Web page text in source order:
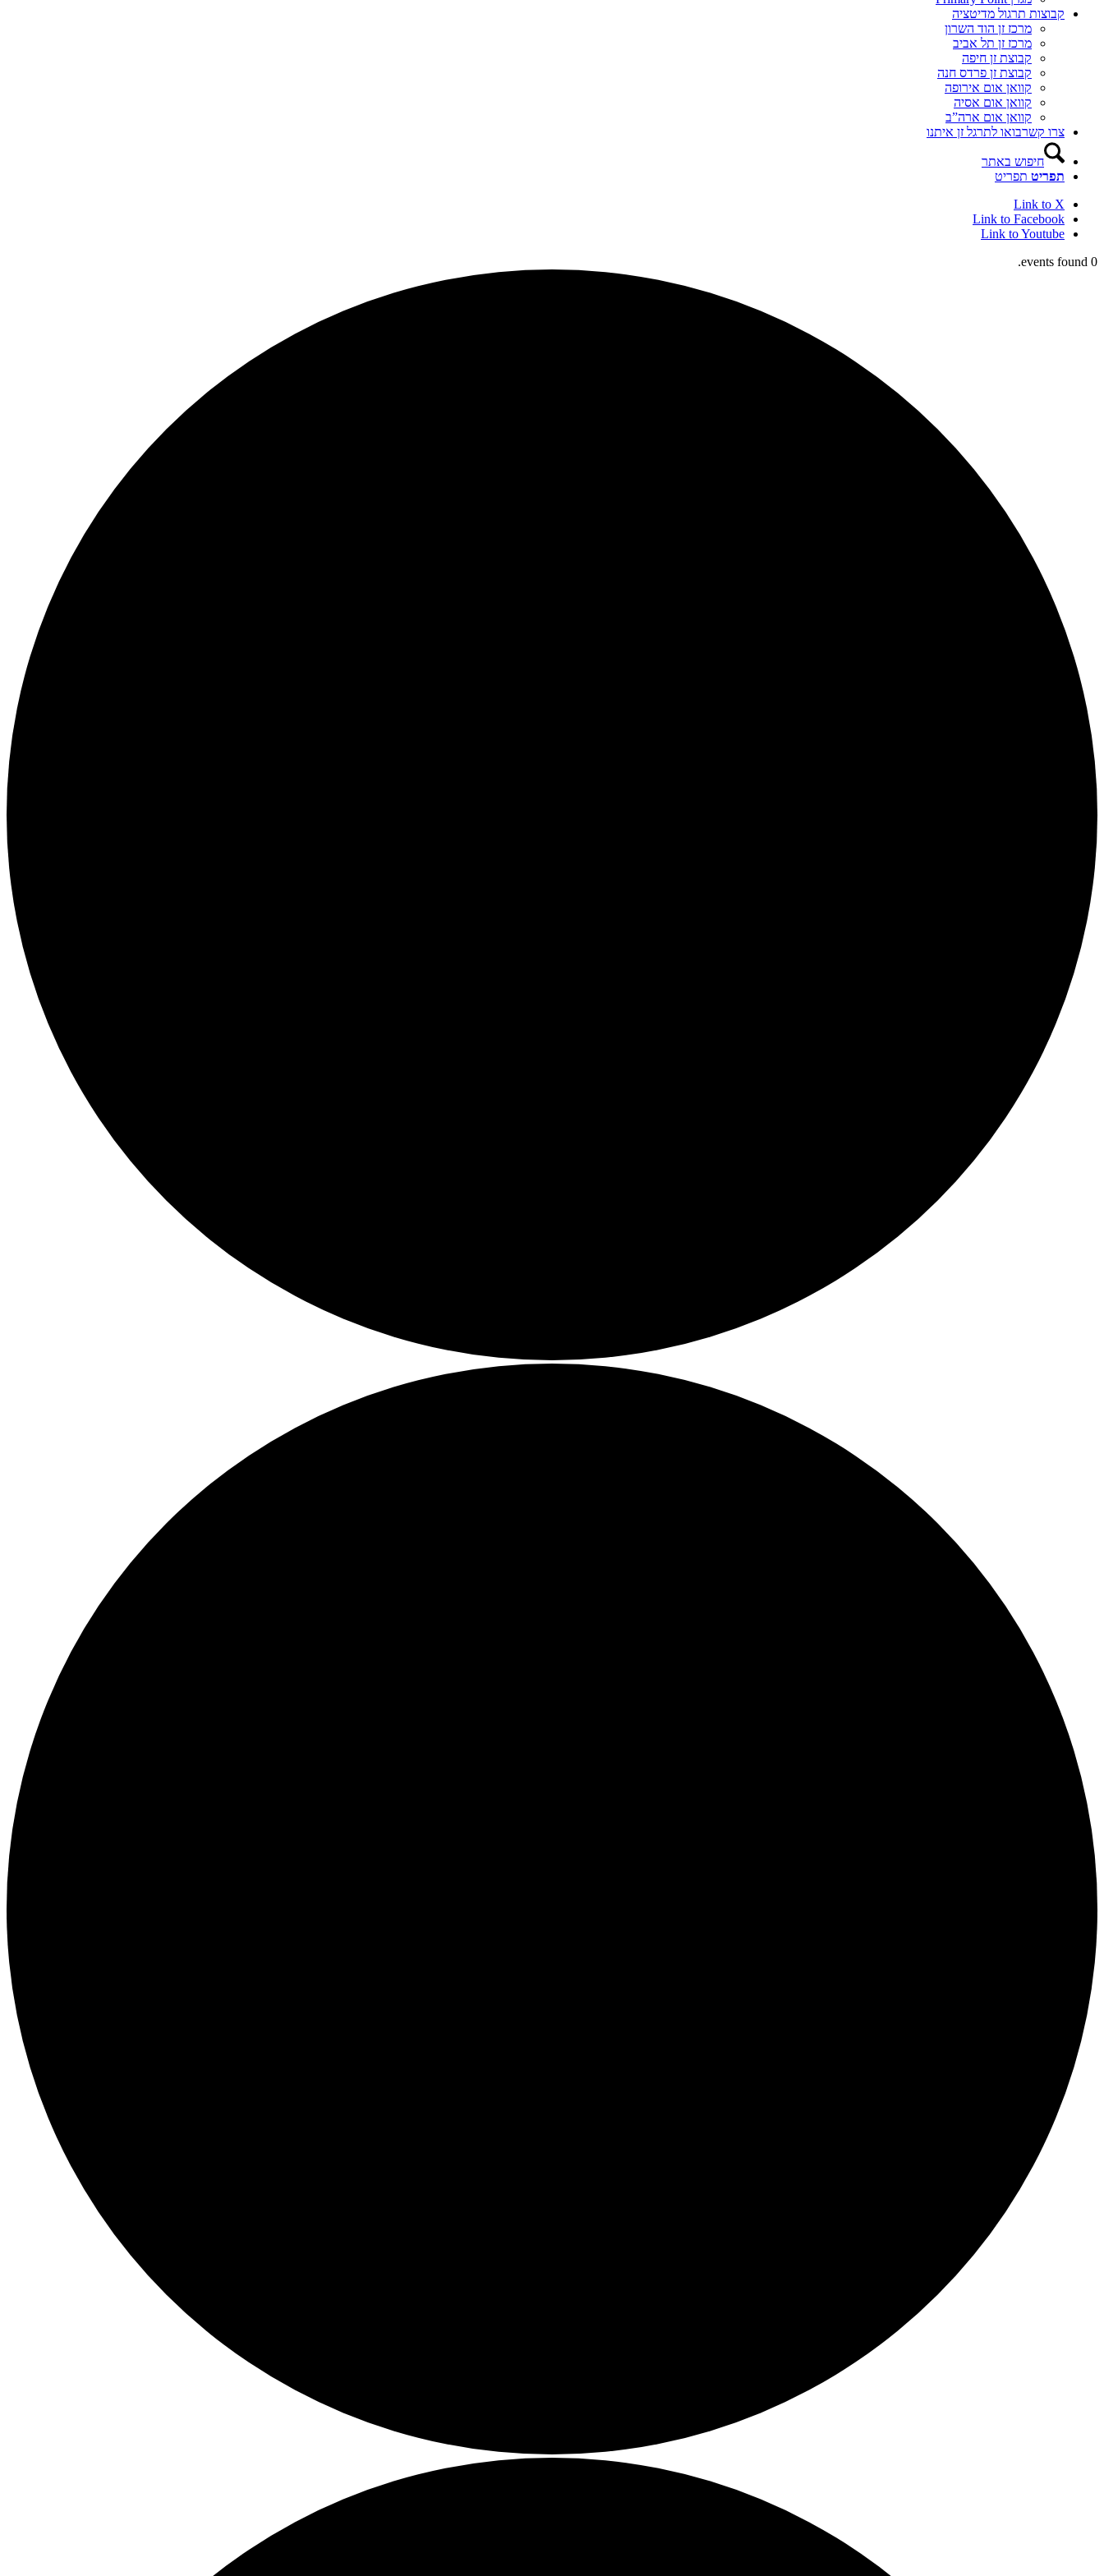
קבוצות תרגול מדיטציה
מרכז זן הוד השרון
מרכז זן תל אביב
קבוצת זן חיפה
קבוצת זן פרדס חנה
קוואן אום אירופה
קוואן אום אסיה
קוואן אום ארה”ב
צרו קשרבואו לתרגל זן איתנו
חיפוש באתר
תפריט תפריט
Link to X
Link to Facebook
Link to Youtube
0 events found.